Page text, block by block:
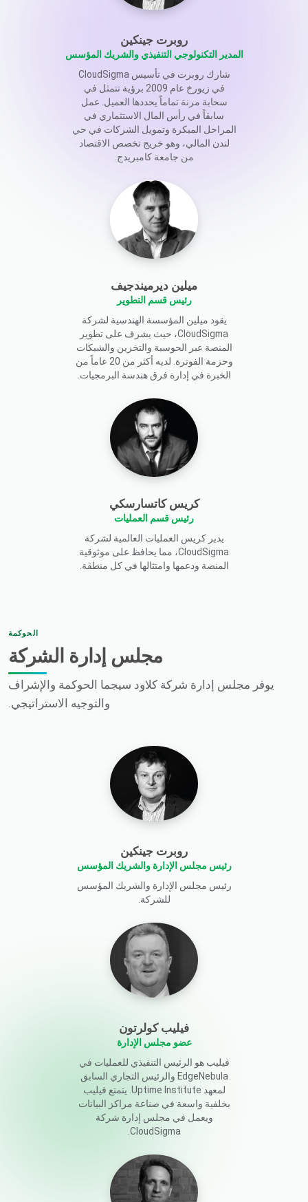
روبرت جينكين
المدير التكنولوجي التنفيذي والشريك المؤسس
شارك روبرت في تأسيس CloudSigma
في زيورخ عام 2009 برؤية تتمثل في
سحابة مرنة تماماً يحددها العميل. عمل
سابقاً في رأس المال الاستثماري في
المراحل المبكرة وتمويل الشركات في حي
لندن المالي، وهو خريج تخصص الاقتصاد
من جامعة كامبريدج.
ميلين ديرميندجيف
رئيس قسم التطوير
يقود ميلين المؤسسة الهندسية لشركة
CloudSigma، حيث يشرف على تطوير
المنصة عبر الحوسبة والتخزين والشبكات
وحزمة الفوترة. لديه أكثر من 20 عاماً من
الخبرة في إدارة فرق هندسة البرمجيات.
كريس كاتسارسكي
رئيس قسم العمليات
يدير كريس العمليات العالمية لشركة
CloudSigma، مما يحافظ على موثوقية
المنصة ودعمها وامتثالها في كل منطقة.
الحوكمة
مجلس إدارة الشركة
يوفر مجلس إدارة شركة كلاود سيجما الحوكمة والإشراف
والتوجيه الاستراتيجي.
روبرت جينكين
رئيس مجلس الإدارة والشريك المؤسس
رئيس مجلس الإدارة والشريك المؤسس
للشركة.
فيليب كولرتون
عضو مجلس الإدارة
فيليب هو الرئيس التنفيذي للعمليات في
EdgeNebula والرئيس التجاري السابق
لمعهد Uptime Institute. يتمتع فيليب
بخلفية واسعة في صناعة مراكز البيانات
ويعمل في مجلس إدارة شركة
CloudSigma.